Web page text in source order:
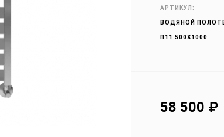
АРТИКУЛ:
ВОДЯНОЙ
П11 500Х1000
58 500 ₽